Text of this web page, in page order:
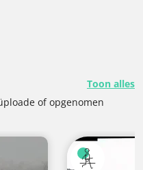
Toon alles
of opgenomen